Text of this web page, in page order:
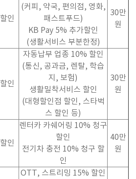
할인
(커피 , 약국, 편의점, 영화,
패스트푸드)
KB Pay 5% 추가할인
(생활서비스 부분한정)
30만
원
할인
자동납부 업종 10% 할인
(통신, 공과금, 렌탈, 학습
지 , 보험)
생활밀착서비스 할인
(대형할인점 할인, 스타벅
스 할인 등)
30만
원
할인
렌터카 카쉐어링 10% 청구
할인
전기차 충전 10% 청구 할
인
40만
원
OTT, 스트리밍 15% 할인